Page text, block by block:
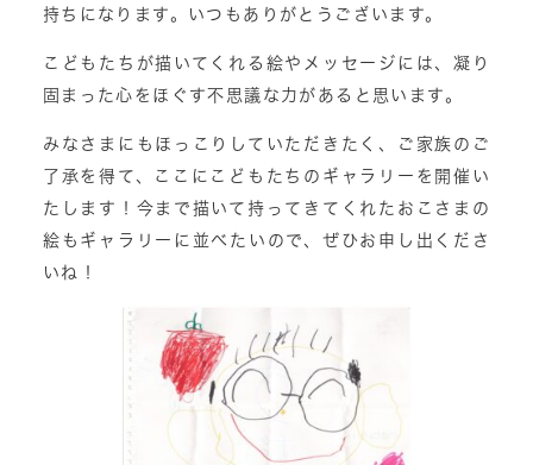
持ちになります。いつもありがとうございます。
こどもたちが描いてくれる絵やメッセージには、凝り
固まった心をほぐす不思議な力があると思います。
みなさまにもほっこりしていただきたく、ご家族のご
了承を得て、ここにこどもたちのギャラリーを開催い
たします！今まで描いて持ってきてくれたおこさまの
絵もギャラリーに並べたいので、ぜひお申し出くださ
いね！